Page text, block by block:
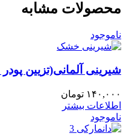
محصولات مشابه
ناموجود
شیرینی آلمانی(تزیین
۱۴۰,۰۰۰ تومان
اطلاعات بیشتر
ناموجود